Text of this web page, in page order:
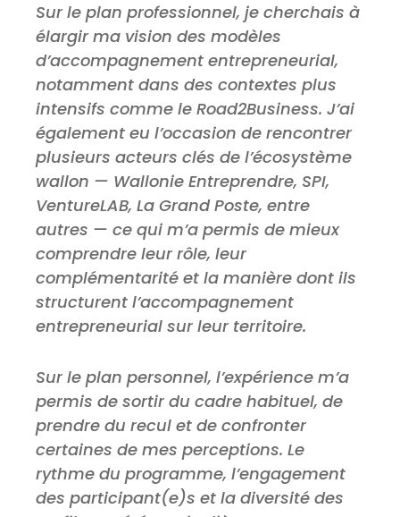
Sur le plan professionnel, je cherchais à
élargir ma vision des modèles
d’accompagnement entrepreneurial,
notamment dans des contextes plus
intensifs comme le Road2Business. J’ai
également eu l’occasion de rencontrer
plusieurs acteurs clés de l’écosystème
wallon — Wallonie Entreprendre, SPI,
VentureLAB, La Grand Poste, entre
autres — ce qui m’a permis de mieux
comprendre leur rôle, leur
complémentarité et la manière dont ils
structurent l’accompagnement
entrepreneurial sur leur territoire.
Sur le plan personnel, l’expérience m’a
permis de sortir du cadre habituel, de
prendre du recul et de confronter
certaines de mes perceptions. Le
rythme du programme, l’engagement
des participant(e)s et la diversité des